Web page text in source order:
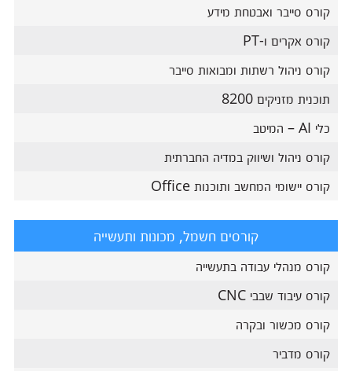
קורס סייבר ואבטחת מידע
קורס אקרים ו-PT
קורס ניהול רשתות ומבואות סייבר
תוכנית מזניקים 8200
כלי AI – המיטב
קורס ניהול ושיווק במדיה החברתית
קורס יישומי המחשב ותוכנות Office
קורסים חשמל, מכונות ותעשייה
קורס מנהלי עבודה בתעשייה
קורס עיבוד שבבי CNC
קורס מכשור ובקרה
קורס מדביר